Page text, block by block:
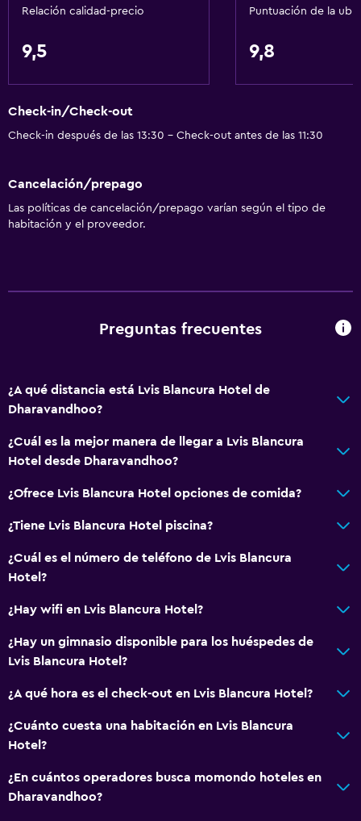
Relación calidad-precio
9,5
Puntuación de la
9,8
Check-in/Check-out
Check-in después de las 13:30 - Check-out antes de las 11:30
Cancelación/prepago
Las políticas de cancelación/prepago varían según el tipo de
habitación y el proveedor.
Preguntas frecuentes
¿A qué distancia está Lvis Blancura Hotel de
Dharavandhoo?
¿Cuál es la mejor manera de llegar a Lvis Blancura
Hotel desde Dharavandhoo?
¿Ofrece Lvis Blancura Hotel opciones de comida?
¿Tiene Lvis Blancura Hotel piscina?
¿Cuál es el número de teléfono de Lvis Blancura
Hotel?
¿Hay wifi en Lvis Blancura Hotel?
¿Hay un gimnasio disponible para los huéspedes de
Lvis Blancura Hotel?
¿A qué hora es el check-out en Lvis Blancura Hotel?
¿Cuánto cuesta una habitación en Lvis Blancura
Hotel?
¿En cuántos operadores busca momondo hoteles en
Dharavandhoo?